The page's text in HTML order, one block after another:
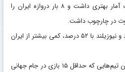
نیوزیلند از نظر شوت در چارچوب آمار بهتری داشت و ۸ بار دروازه ایران را
مالکیت توپ نیز تقریباً متعادل بود و نیوزیلند با ۵۲ درصد، کمی بیشتر از ایران
پیش از این مسابقه، ایران در میان تیم‌هایی که حداقل ۱۵ بازی در جام جهانی